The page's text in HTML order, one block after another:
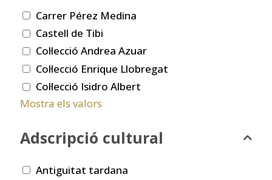
Carrer Pérez Medina
Castell de Tibi
Col·lecció Andrea Azuar
Col·lecció Enrique Llobregat
Col·lecció Isidro Albert
Mostra els valors
Adscripció cultural
Antiguitat tardana